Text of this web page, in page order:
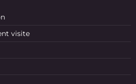
visite